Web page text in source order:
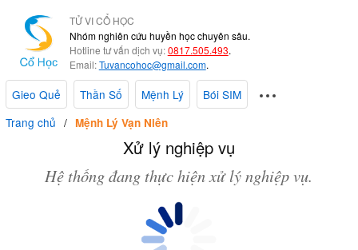
TỬ VI CỔ HỌC
Nhóm nghiên cứu huyền học chuyên sâu.
Hotline tư vấn dịch vụ:0817.505.493.
Email:Tuvancohoc@gmail.com.
Gieo Quẻ Thần Số Mệnh Lý
Bói SIM
Trang chủ
Mệnh Lý Vạn Niên
Xử lý nghiệp vụ
Hệ thống đang thực hiện xử lý nghiệp vụ.